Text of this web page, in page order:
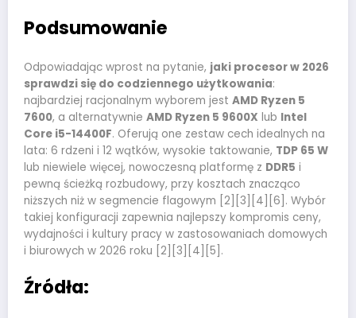
Podsumowanie
Odpowiadając wprost na pytanie, jaki procesor w 2026
sprawdzi się do codziennego użytkowania:
najbardziej racjonalnym wyborem jest AMD Ryzen 5
7600, a alternatywnie AMD Ryzen 5 9600X lub Intel
Core i5-14400F. Oferują one zestaw cech idealnych na
lata: 6 rdzeni i 12 wątków, wysokie taktowanie, TDP 65 W
lub niewiele więcej, nowoczesną platformę z DDR5 i
pewną ścieżką rozbudowy, przy kosztach znacząco
niższych niż w segmencie flagowym [2][3][4][6]. Wybór
takiej konfiguracji zapewnia najlepszy kompromis ceny,
wydajności i kultury pracy w zastosowaniach domowych
i biurowych w 2026 roku [2][3][4][5].
Źródła: